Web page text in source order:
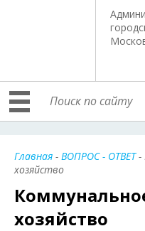
Главная - ВОПРОС - ОТВЕТ-
хозяйство
хозяйство